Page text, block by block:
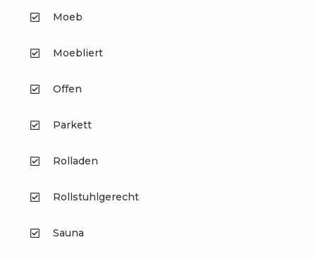
Moeb
Moebliert
Offen
Parkett
Rolladen
Rollstuhlgerecht
Sauna